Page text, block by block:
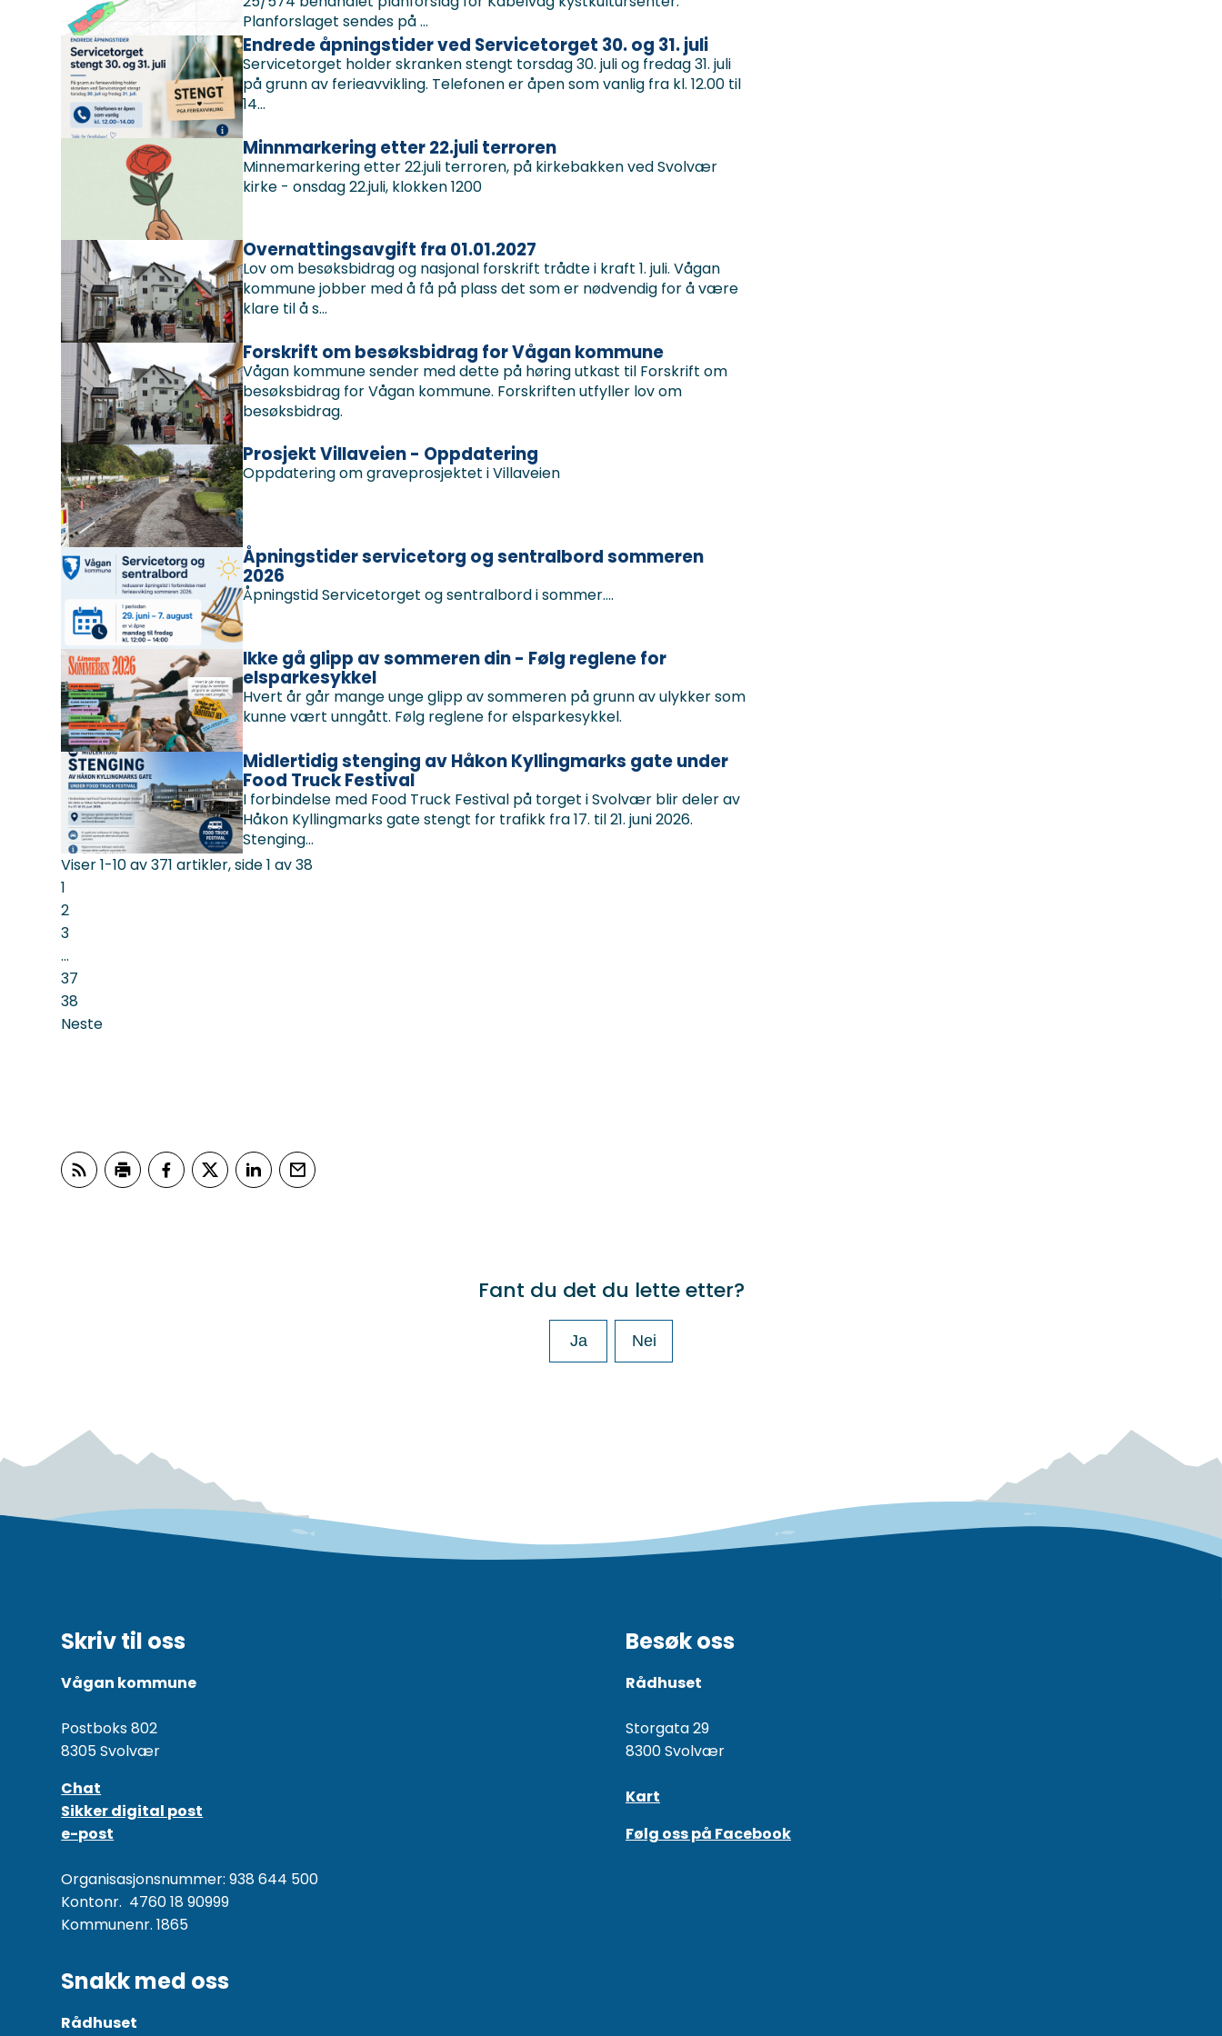
Planforslaget sendes på ...
Endrede åpningstider ved Servicetorget 30. og 31. juli
Servicetorget holder skranken stengt torsdag 30. juli og fredag 31. juli
på grunn av ferieavvikling. Telefonen er åpen som vanlig fra kl. 12.00 til
14...
Minnmarkering etter 22.juli terroren
Minnemarkering etter 22.juli terroren, på kirkebakken ved Svolvær
kirke - onsdag 22.juli, klokken 1200
Overnattingsavgift fra 01.01.2027
Lov om besøksbidrag og nasjonal forskrift trådte i kraft 1. juli. Vågan
kommune jobber med å få på plass det som er nødvendig for å være
klare til å s...
Forskrift om besøksbidrag for Vågan kommune
Vågan kommune sender med dette på høring utkast til Forskrift om
besøksbidrag for Vågan kommune. Forskriften utfyller lov om
besøksbidrag.
Prosjekt Villaveien - Oppdatering
Oppdatering om graveprosjektet i Villaveien
Åpningstider servicetorg og sentralbord sommeren
2026
Åpningstid Servicetorget og sentralbord i sommer….
Ikke gå glipp av sommeren din - Følg reglene for
elsparkesykkel
Hvert år går mange unge glipp av sommeren på grunn av ulykker som
kunne vært unngått. Følg reglene for elsparkesykkel.
Midlertidig stenging av Håkon Kyllingmarks gate under
Food Truck Festival
I forbindelse med Food Truck Festival på torget i Svolvær blir deler av
Håkon Kyllingmarks gate stengt for trafikk fra 17. til 21. juni 2026.
Stenging...
Viser1-10av371 artikler,side1 av38
1
2
3
...
37
38
Neste
Fant du det du lette etter?
Ja Nei
Skriv til oss
Vågan kommune
Postboks 802
8305 Svolvær
Chat
Sikker digital post
e-post
Organisasjonsnummer: 938 644 500
Kontonr. 4760 18 90999
Kommunenr. 1865
Besøk oss
Rådhuset
Storgata 29
8300 Svolvær
Kart
Følg oss på Facebook
Snakk med oss
Rådhuset